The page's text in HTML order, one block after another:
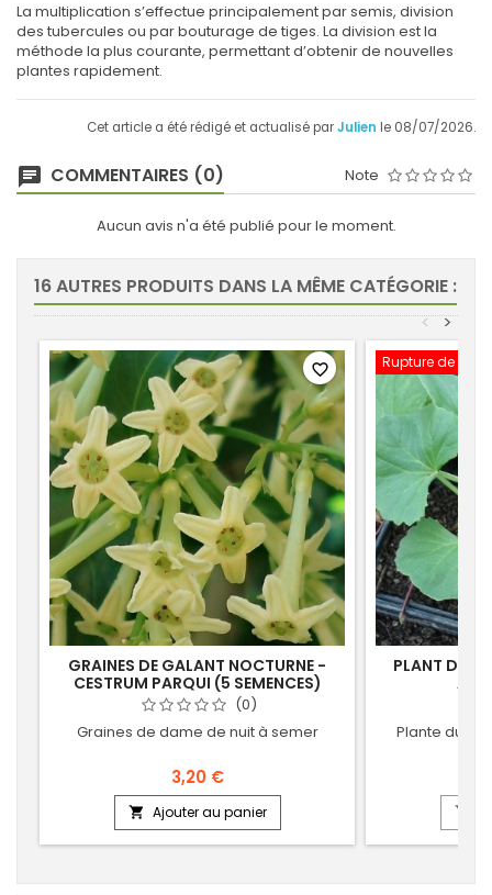
La multiplication s’effectue principalement par semis, division
des tubercules ou par bouturage de tiges. La division est la
méthode la plus courante, permettant d’obtenir de nouvelles
plantes rapidement.
Cet article a été rédigé et actualisé parJulien le 08/07/2026.
COMMENTAIRES (0) Note
Aucun avis n'a été publié pour le moment.
16 AUTRES PRODUITS DANS LA MÊME CATÉGORIE :
>
<
GRAINES DE GALANT NOCTURNE -
CESTRUM PARQUI (5 SEMENCES)
(0)
Graines de dame de nuit à semer
3,20 €
 Ajouter au panier
favorite_border Rupture de
PLANT DE
Plante du
